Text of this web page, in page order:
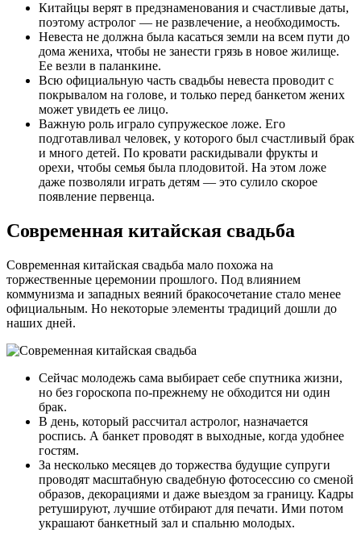
Китайцы верят в предзнаменования и счастливые даты,
поэтому астролог — не развлечение, а необходимость.
Невеста не должна была касаться земли на всем пути до
дома жениха, чтобы не занести грязь в новое жилище.
Ее везли в паланкине.
Всю официальную часть свадьбы невеста проводит с
покрывалом на голове, и только перед банкетом жених
может увидеть ее лицо.
Важную роль играло супружеское ложе. Его
подготавливал человек, у которого был счастливый брак
и много детей. По кровати раскидывали фрукты и
орехи, чтобы семья была плодовитой. На этом ложе
даже позволяли играть детям — это сулило скорое
появление первенца.
Современная китайская свадьба
Современная китайская свадьба мало похожа на
торжественные церемонии прошлого. Под влиянием
коммунизма и западных веяний бракосочетание стало менее
официальным. Но некоторые элементы традиций дошли до
наших дней.
Сейчас молодежь сама выбирает себе спутника жизни,
но без гороскопа по-прежнему не обходится ни один
брак.
В день, который рассчитал астролог, назначается
роспись. А банкет проводят в выходные, когда удобнее
гостям.
За несколько месяцев до торжества будущие супруги
проводят масштабную свадебную фотосессию со сменой
образов, декорациями и даже выездом за границу. Кадры
ретушируют, лучшие отбирают для печати. Ими потом
украшают банкетный зал и спальню молодых.